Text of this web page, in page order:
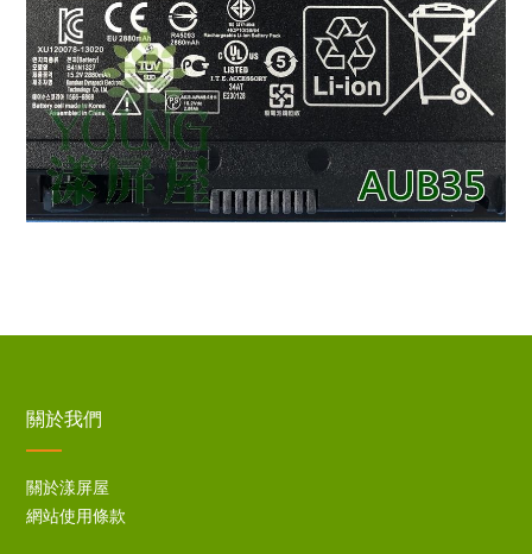
關於我們
關於漾屏屋
網站使用條款